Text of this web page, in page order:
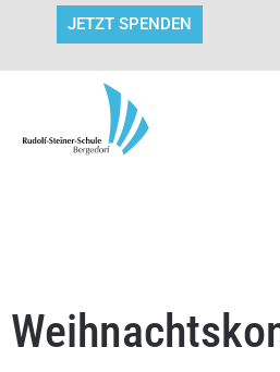
JETZT SPENDEN